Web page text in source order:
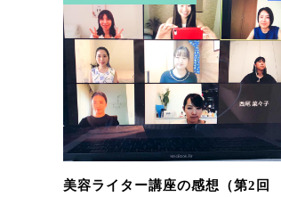
美容ライター講座の感想（第2回